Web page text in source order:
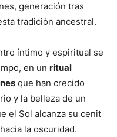
generación tras
tradición ancestral.
íntimo y espiritual se
en un ritual
que han crecido
y la belleza de un
el Sol alcanza su cenit
la oscuridad.